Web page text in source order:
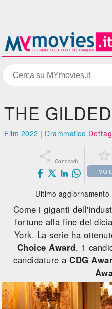
THE
Film 2022 | Drammatico
 Condividi 
Ultimo
Come i giganti
fortune alla fine del
York. La serie ha
Choice Award, 1
candidature aCDG